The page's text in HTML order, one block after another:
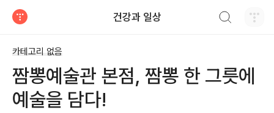
건강과 일상
카테고리 없음
짬뽕예술관 본점, 짬뽕 한 그릇에
예술을 담다!